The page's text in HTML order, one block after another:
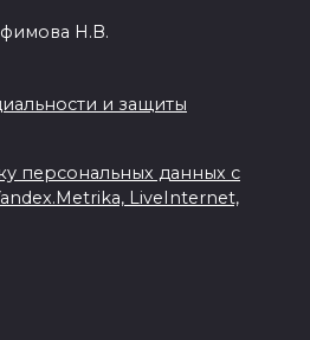
Н.В.
и защиты
персональных данных с
LiveInternet,